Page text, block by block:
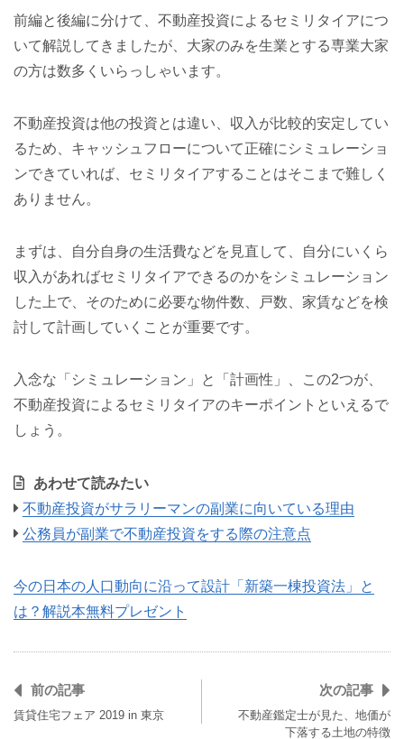
前編と後編に分けて、不動産投資によるセミリタイアにつ
いて解説してきましたが、大家のみを生業とする専業大家
の方は数多くいらっしゃいます。
不動産投資は他の投資とは違い、収入が比較的安定してい
るため、キャッシュフローについて正確にシミュレーショ
ンできていれば、セミリタイアすることはそこまで難しく
ありません。
まずは、自分自身の生活費などを見直して、自分にいくら
収入があればセミリタイアできるのかをシミュレーション
した上で、そのために必要な物件数、戸数、家賃などを検
討して計画していくことが重要です。
入念な「シミュレーション」と「計画性」、この2つが、
不動産投資によるセミリタイアのキーポイントといえるで
しょう。
あわせて読みたい
不動産投資がサラリーマンの副業に向いている理由
公務員が副業で不動産投資をする際の注意点
今の日本の人口動向に沿って設計「新築一棟投資法」と
は？解説本無料プレゼント
前の記事
賃貸住宅フェア 2019 in 東京
次の記事
不動産鑑定士が見た、地価が
下落する土地の特徴